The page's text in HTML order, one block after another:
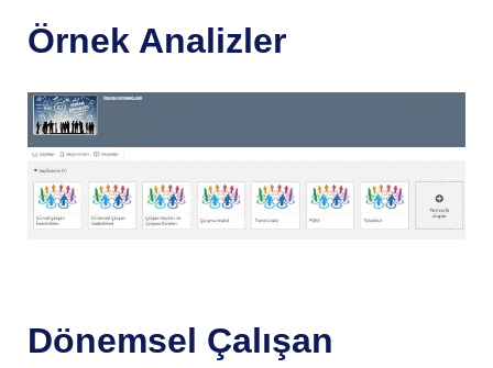
Örnek Analizler
Dönemsel Çalışan